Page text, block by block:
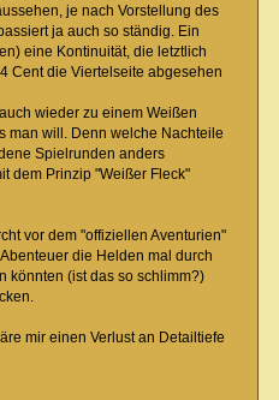
je nach Vorstellung des
ja auch so ständig. Ein
eine Kontinuität, die letztlich
Cent die Viertelseite abgesehen
wieder zu einem Weißen
man will. Denn welche Nachteile
Spielrunden anders
dem Prinzip "Weißer Fleck"
vor dem "offiziellen Aventurien"
die Helden mal durch
könnten (ist das so schlimm?)
mir einen Verlust an Detailtiefe